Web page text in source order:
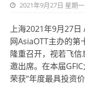
2021年9月27日 星期一
上海2021年9月27日
网AsiaOTT主办的第
隆重召开，视若飞信
邀出席。在本届
荣获“年度最具投资价